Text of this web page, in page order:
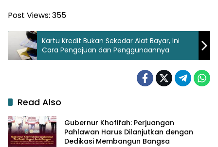
Post Views: 355
Kartu Kredit Bukan Sekadar Alat Bayar, Ini
Cara Pengajuan dan Penggunaannya
Read Also
Gubernur Khofifah: Perjuangan
Pahlawan Harus Dilanjutkan dengan
Dedikasi Membangun Bangsa